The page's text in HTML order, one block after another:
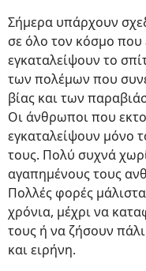
Σήμερα υπάρχουν
σε όλο τον κόσμο που
εγκαταλείψουν το
των πολέμων που
βίας και των
Οι άνθρωποι που
εγκαταλείψουν μόνο
τους. Πολύ συχνά
αγαπημένους τους
Πολλές φορές
χρόνια, μέχρι να
τους ή να ζήσουν
και ειρήνη.